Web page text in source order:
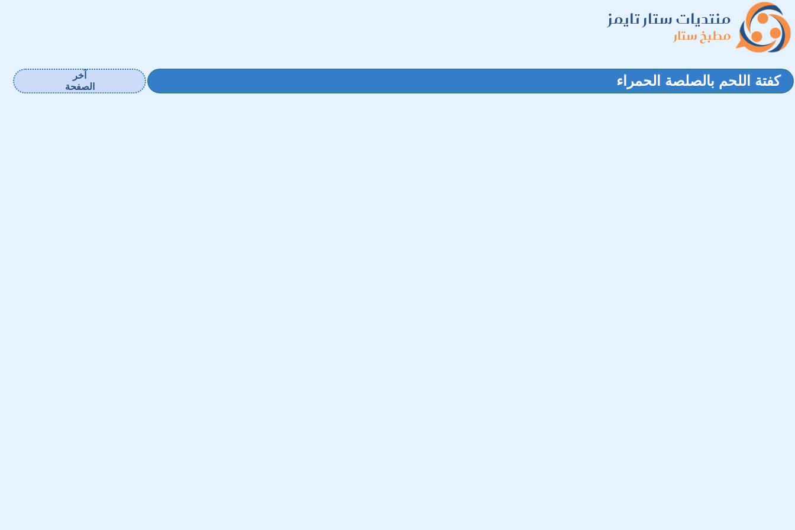
منتديات ستار تايمز
مطبخ ستار
كفتة اللحم بالصلصة الحمراء
آخر
الصفحة